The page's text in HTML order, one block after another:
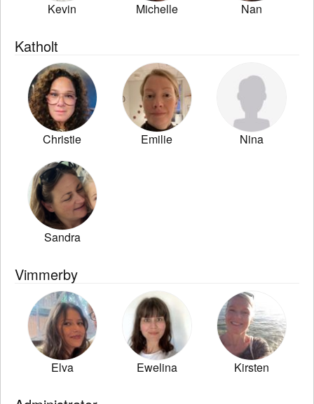
Kevin Michelle Nan
Katholt
Christie Emilie Nina
Sandra
Vimmerby
Elva Ewelina Kirsten